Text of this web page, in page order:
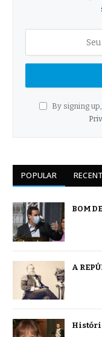
By signing
POPULAR RECENT
BOM
A